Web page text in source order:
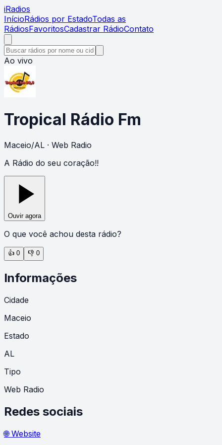
iRadios
InícioRádios por EstadoTodas as
RádiosFavoritosCadastrar RádioContato
Ao vivo
Tropical Rádio Fm
Maceio/AL · Web Radio
A Rádio do seu coração!!
Ouvir agora
O que você achou desta rádio?
👍 0 👎 0
Informações
Cidade
Maceio
Estado
AL
Tipo
Web Radio
Redes sociais
🌐 Website